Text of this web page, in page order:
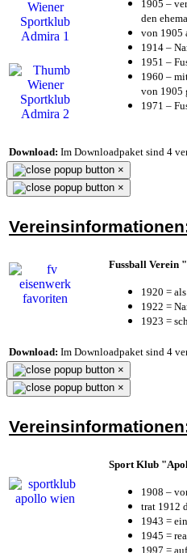
1905 –
den
von 1905
1914 –
1951 –
1960 –
von 1905
1971 –
Download: Im Downloadpaket sind 4
×
×
Fussball Verein
1920 =
1922 =
1923 =
Download: Im Downloadpaket sind 4
×
×
Sport Klub
1908 –
trat 1912
1943 =
1945 =
1997 =